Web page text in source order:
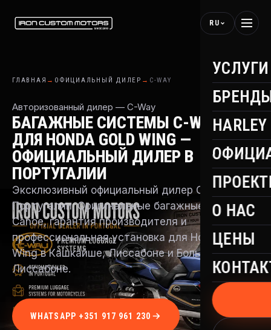
RU
УСЛУГИ
О НАС
ЦЕНЫ
ГЛАВНАЯ → ОФИЦИАЛЬНЫЙ ДИЛЕР → C-WAY
Авторизованный дилер — C-Way
БАГАЖНЫЕ СИСТЕМЫ C-WAY
ДЛЯ HONDA GOLD WING —
ОФИЦИАЛЬНЫЙ ДИЛЕР В
ПОРТУГАЛИИ
Эксклюзивный официальный дилер C-Way в
Португалии. Оригинальные багажные системы
Canoe, гарантия производителя и
профессиональная установка для Honda Gold
Wing в Кашкайше, Лиссабоне и Большом
Лиссабоне.
WHATSAPP +351 917 961 230